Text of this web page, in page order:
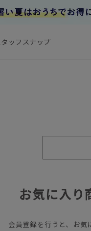
タッフスナップ
お気に入り
会員登録を行うと、お